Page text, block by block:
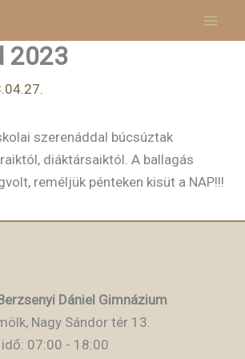
2023
szerenáddal búcsúztak
diáktársaiktól. A ballagás
reméljük pénteken kisüt a NAP!!!
Dániel Gimnázium
Nagy Sándor tér 13.
07:00 - 18:00